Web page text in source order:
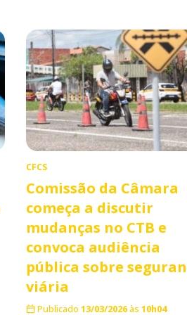
CFCS
Comissão da Câmara
começa a discutir
mudanças no CTB e
convoca audiência
pública sobre
viária
Publicado 13/03/2026às 10h04